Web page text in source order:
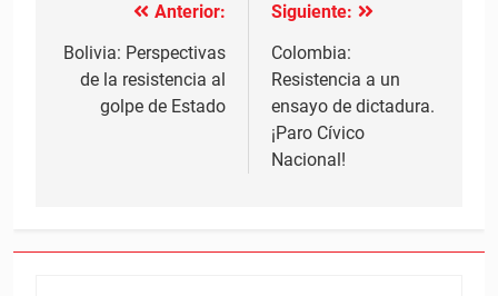
Navegación
de
entradas
Anterior:
Bolivia: Perspectivas
de la resistencia al
golpe de Estado
Siguiente:
Colombia:
Resistencia a un
ensayo de dictadura.
¡Paro Cívico
Nacional!